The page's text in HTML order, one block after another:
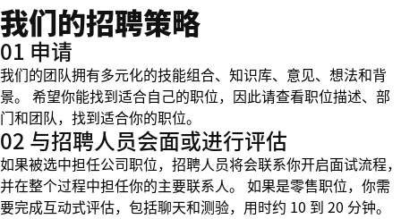
我们的招聘策略
01 申请
我们的团队拥有多元化的技能组合、知识库、意见、想法和背
景。 希望你能找到适合自己的职位，因此请查看职位描述、部
门和团队，找到适合你的职位。
02 与招聘人员会面或进行评估
如果被选中担任公司职位，招聘人员将会联系你开启面试流程，
并在整个过程中担任你的主要联系人。 如果是零售职位，你需
要完成互动式评估，包括聊天和测验，用时约 10 到 20 分钟。